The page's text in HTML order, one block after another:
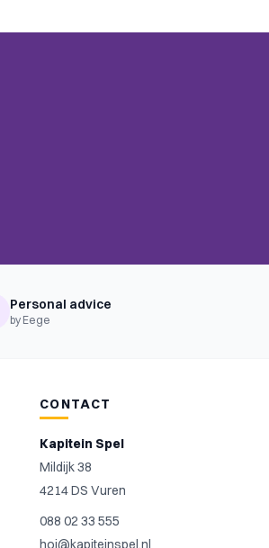
Personal advice
by Eege
CONTACT
Kapitein Spel
Mildijk 38
4214 DS Vuren
088 02 33 555
hoi@kapiteinspel.nl